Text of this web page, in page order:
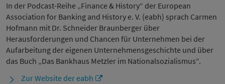
In der Podcast-Reihe „Finance & History“ der European
Association for Banking and History e. V. (eabh) sprach Carmen
Hofmann mit Dr. Schneider Braunberger über
Herausforderungen und Chancen für Unternehmen bei der
Aufarbeitung der eigenen Unternehmensgeschichte und über
das Buch „Das Bankhaus Metzler im Nationalsozialismus“.
Zur Website der eabh